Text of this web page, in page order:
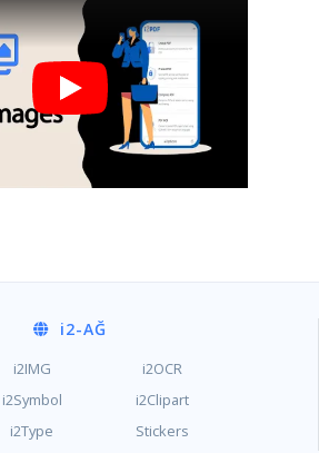
i2-AĞ
i2IMG
i2OCR
i2Symbol
i2Clipart
i2Type Stickers